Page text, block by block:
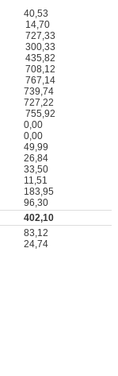
40,53
14,70
727,33
300,33
435,82
708,12
767,14
739,74
727,22
755,92
0,00
0,00
49,99
26,84
33,50
11,51
183,95
96,30
402,10
83,12
24,74